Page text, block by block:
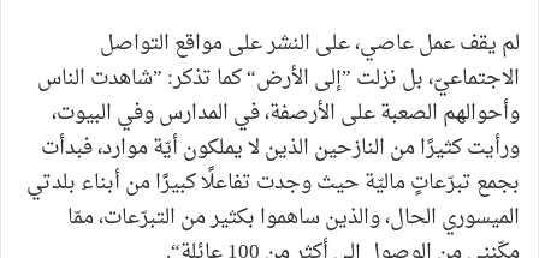
لم يقف عمل عاصي، على النشر على مواقع التواصل
الاجتماعيّ، بل نزلت ”إلى الأرض“ كما تذكر: ”شاهدت الناس
وأحوالهم الصعبة على الأرصفة، في المدارس وفي البيوت،
ورأيت كثيرًا من النازحين الذين لا يملكون أيّة موارد، فبدأت
بجمع تبرّعاتٍ ماليّة حيث وجدت تفاعلًا كبيرًا من أبناء بلدتي
الميسوري الحال، والذين ساهموا بكثير من التبرّعات، ممّا